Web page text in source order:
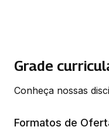
Grade
Conheça nossas
Formatos de